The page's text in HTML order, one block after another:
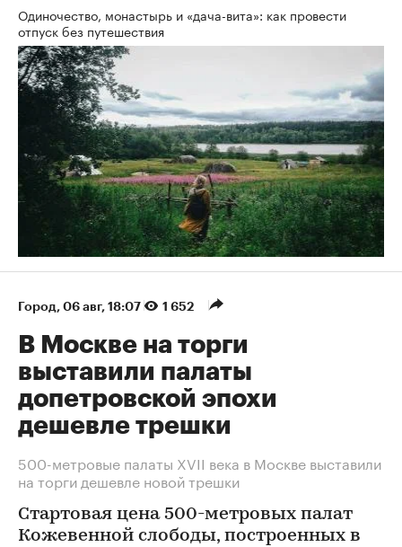
Одиночество, монастырь и «дача-вита»: как провести
отпуск без путешествия
Город 06 авг, 18:07 1 652
В Москве на торги
выставили палаты
допетровской эпохи
дешевле трешки
500-метровые палаты XVII века в Москве выставили
на торги дешевле новой трешки
Стартовая цена 500-метровых палат
Кожевенной слободы, построенных в